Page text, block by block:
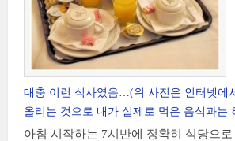
대충 이런 식사였음…(위 사진은 인터넷에
올리는 것으로 내가 실제로 먹은 음식과는
아침 시작하는 7시반에 정확히 식당으